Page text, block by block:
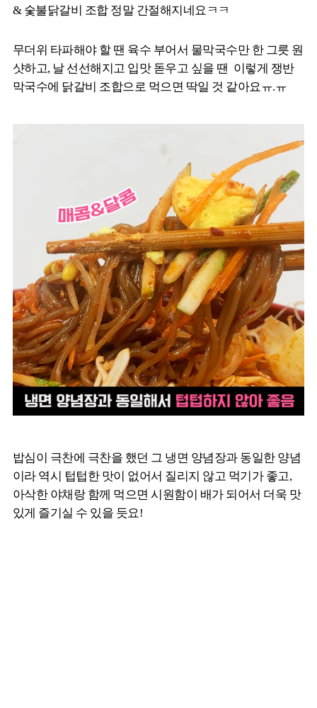
& 숯불닭갈비 조합 정말 간절해지네요ㅋㅋ
무더위 타파해야 할 땐 육수 부어서 물막국수만 한 그릇 원
샷하고, 날 선선해지고 입맛 돋우고 싶을 땐 이렇게 쟁반
막국수에 닭갈비 조합으로 먹으면 딱일 것 같아요ㅠ.ㅠ
밥심이 극찬에 극찬을 했던 그 냉면 양념장과 동일한 양념
이라 역시 텁텁한 맛이 없어서 질리지 않고 먹기가 좋고,
아삭한 야채랑 함께 먹으면 시원함이 배가 되어서 더욱 맛
있게 즐기실 수 있을 듯요!